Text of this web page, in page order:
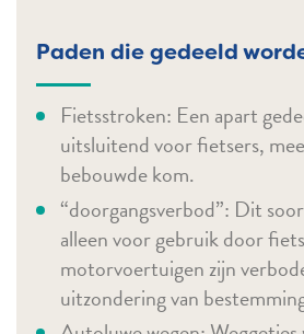
Paden die gedeeld
Fietsstroken: Een apart
uitsluitend voor fietsers,
bebouwde kom.
“doorgangsverbod”: Dit
alleen voor gebruik door
motorvoertuigen zijn
uitzondering van